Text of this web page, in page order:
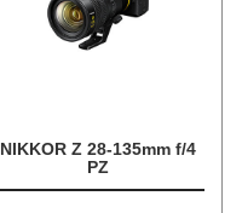
NIKKOR Z 28-135mm f/4
PZ